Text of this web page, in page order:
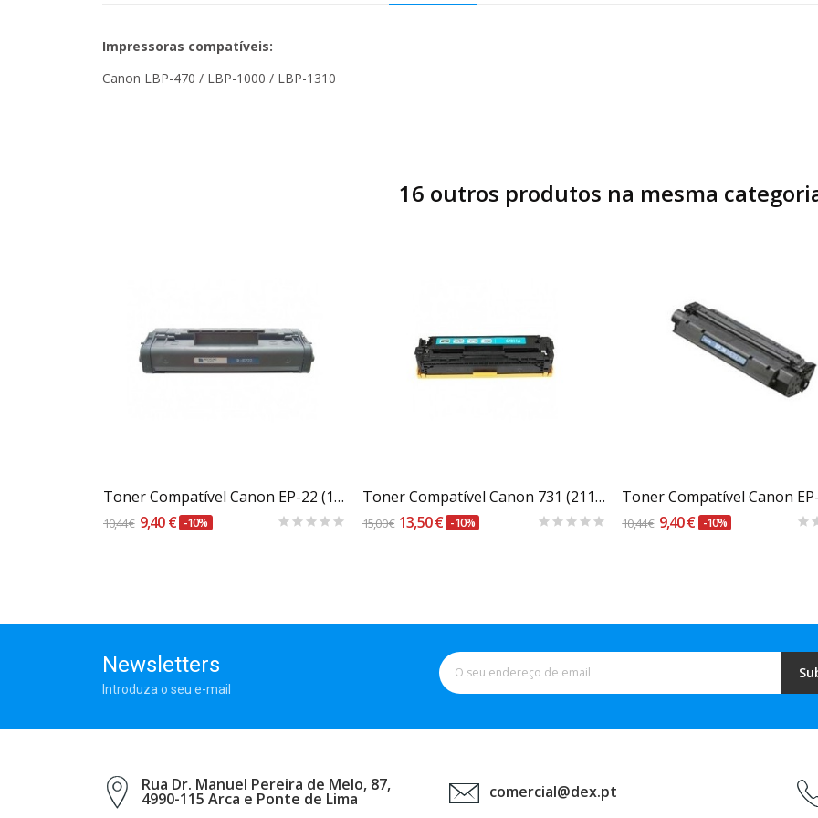
Impressoras compatíveis:
Canon LBP-470 / LBP-1000 / LBP-1310
16 outros produtos na mesma
Toner Compatível Canon EP-22 (1550A003) (92a)
10,44 € 9,40 € -10%
Toner Compatível Canon 731 (211a) Azul
15,00 € 13,50 € -10% 10,44 € 9,40 € -10%
Newsletters
Introduza o seu e-mail
Rua Dr. Manuel Pereira de Melo, 87,
4990-115 Arca e Ponte de Lima comercial@dex.pt